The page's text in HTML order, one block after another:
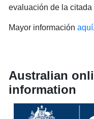
evaluación de la citada
Mayor información aquí.
Australian
information